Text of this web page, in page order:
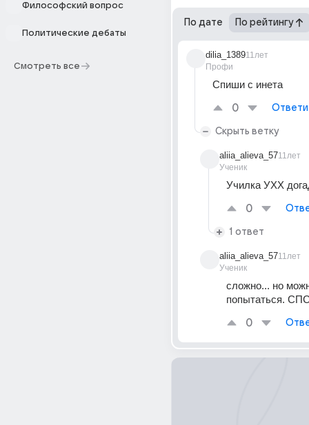
Философский вопрос
Политические дебаты
Смотреть все
По дате По рейтингу
dilia_1389
Профи
11лет
Спиши с инета
0
Скрыть ветку
aliia_alieva_57
Ученик
11лет
Училка УХХ
0
1 ответ
aliia_alieva_57
Ученик
11лет
сложно... но
попытаться.
0